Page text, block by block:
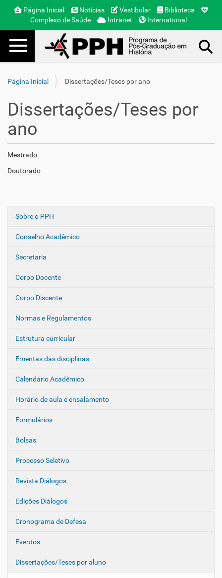
Página Inicial Notícias Vestibular
Biblioteca
Complexo de Saúde
Intranet International
Toggle navigation
Página Inicial
Dissertações/Teses por ano
N
e
a
ç
o
Sobre o PPH
Conselho Acadêmico
Secretaria
Corpo Docente
Corpo Discente
Normas e Regulamentos
Estrutura curricular
Ementas das disciplinas
Calendário Acadêmico
Horário de aula e ensalamento
Formulários
Bolsas
Processo Seletivo
Revista Diálogos
Edições Diálogos
Cronograma de Defesa
Eventos
Dissertações/Teses por aluno
Dissertações/Teses por
ano
Mestrado
Doutorado